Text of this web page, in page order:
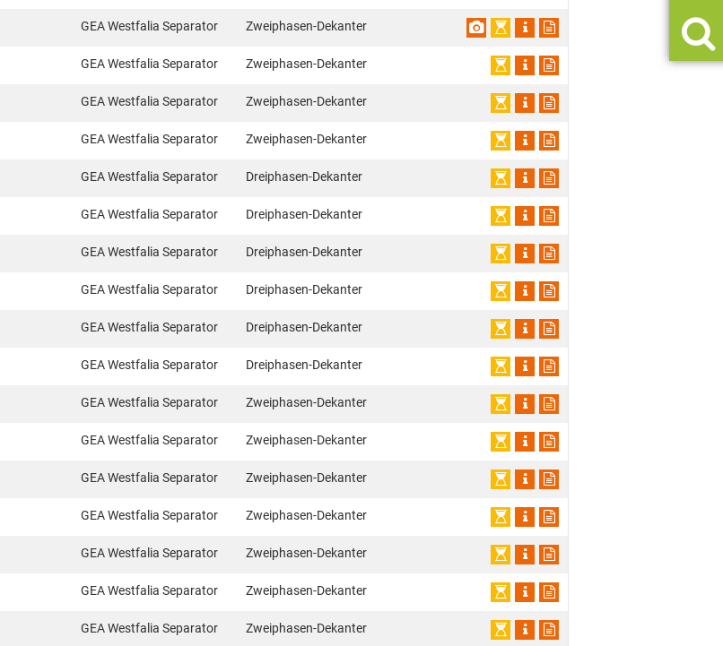
GEA Westfalia Separator Zweiphasen-Dekanter
GEA Westfalia Separator Zweiphasen-Dekanter
GEA Westfalia Separator Zweiphasen-Dekanter
GEA Westfalia Separator Zweiphasen-Dekanter
GEA Westfalia Separator Dreiphasen-Dekanter
GEA Westfalia Separator Dreiphasen-Dekanter
GEA Westfalia Separator Dreiphasen-Dekanter
GEA Westfalia Separator Dreiphasen-Dekanter
GEA Westfalia Separator Dreiphasen-Dekanter
GEA Westfalia Separator Dreiphasen-Dekanter
GEA Westfalia Separator Zweiphasen-Dekanter
GEA Westfalia Separator Zweiphasen-Dekanter
GEA Westfalia Separator Zweiphasen-Dekanter
GEA Westfalia Separator Zweiphasen-Dekanter
GEA Westfalia Separator Zweiphasen-Dekanter
GEA Westfalia Separator Zweiphasen-Dekanter
GEA Westfalia Separator Zweiphasen-Dekanter